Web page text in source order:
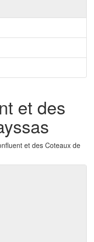
et des
et des Coteaux de